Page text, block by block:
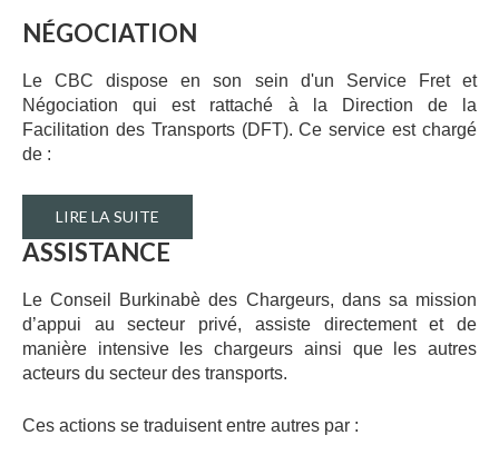
PUBLICATIONS
CONTACT
NÉGOCIATION
Le CBC dispose en son sein d'un Service Fret et
Négociation qui est rattaché à la Direction de la
Facilitation des Transports (DFT). Ce service est chargé
de :
LIRE LA SUITE
ASSISTANCE
Le Conseil Burkinabè des Chargeurs, dans sa mission
d’appui au secteur privé, assiste directement et de
manière intensive les chargeurs ainsi que les autres
acteurs du secteur des transports.
Ces actions se traduisent entre autres par :